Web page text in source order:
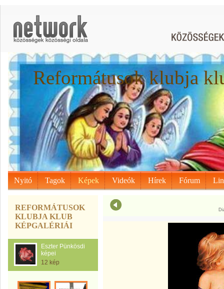
Reformátusok klubja
Nyitó Tagok Képek Videók Hírek Fórum
REFORMÁTUSOK
KLUBJA KLUB
KÉPGALÉRIÁI
Eszter Pünkösdi
képei
12 kép